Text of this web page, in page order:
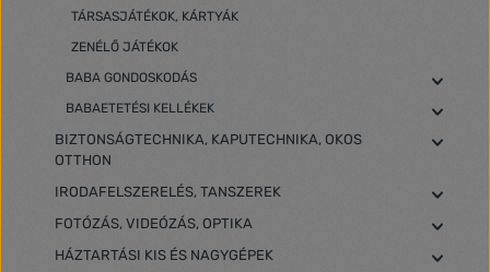
TÁRSASJÁTÉKOK, KÁRTYÁK
ZENÉLŐ JÁTÉKOK
BABA GONDOSKODÁS
BABAETETÉSI KELLÉKEK
BIZTONSÁGTECHNIKA, KAPUTECHNIKA, OKOS
OTTHON
IRODAFELSZERELÉS, TANSZEREK
FOTÓZÁS, VIDEÓZÁS, OPTIKA
HÁZTARTÁSI KIS ÉS NAGYGÉPEK